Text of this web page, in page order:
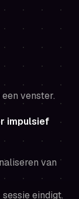
venster.
impulsief
van
eindigt.